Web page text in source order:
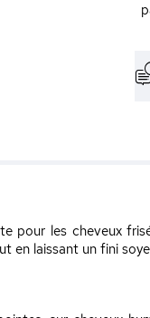
pour les cheveux
en laissant un fini